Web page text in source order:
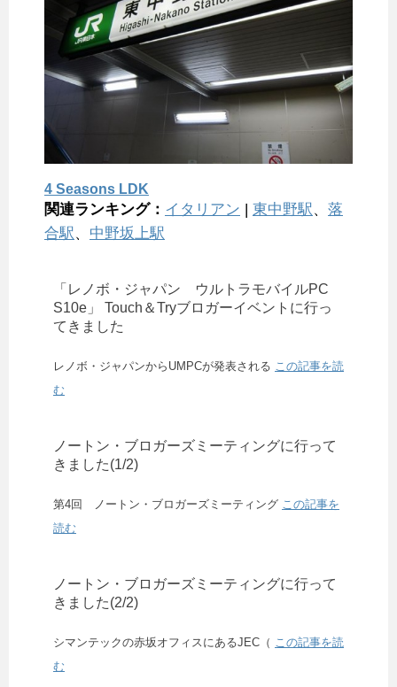
4 Seasons LDK
関連ランキング： イタリアン | 東中野駅、 落
合駅、 中野坂上駅
「レノボ・ジャパン ウルトラモバイルPC
S10e」 Touch＆Tryブロガーイベントに行っ
てきました
レノボ・ジャパンからUMPCが発表される この記事を読
む
ノートン・ブロガーズミーティングに行って
きました(1/2)
第4回 ノートン・ブロガーズミーティング この記事を
読む
ノートン・ブロガーズミーティングに行って
きました(2/2)
シマンテックの赤坂オフィスにあるJEC（ この記事を読
む